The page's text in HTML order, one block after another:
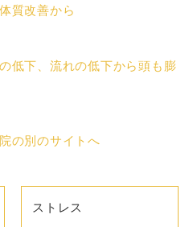
質改善から
低下、流れの低下から頭も膨
の別のサイトへ
ストレス